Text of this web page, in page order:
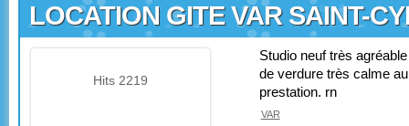
LOCATION GITE VAR SAINT-
Hits 2219
Studio neuf très
de verdure très calme
prestation. rn
VAR